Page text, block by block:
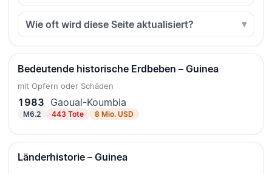
Wie oft wird diese Seite aktualisiert?
Bedeutende historische Erdbeben – Guinea
mit Opfern oder Schäden
1983 Gaoual-Koumbia
M6.2 443 Tote 8 Mio. USD
Länderhistorie – Guinea